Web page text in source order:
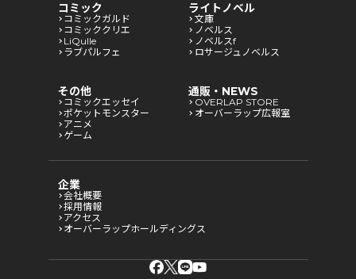
コミック
コミックガルド
コミッククリエ
LiQulle
ラブパルフェ
ライトノベル
文庫
ノベルス
ノベルスf
ロサージュノベルス
その他
コミックエッセイ
ポケットモンスター
アニメ
ゲーム
通販・NEWS
OVERLAP STORE
オーバーラップ広報室
企業
会社概要
採用情報
アクセス
オーバーラップホールディングス